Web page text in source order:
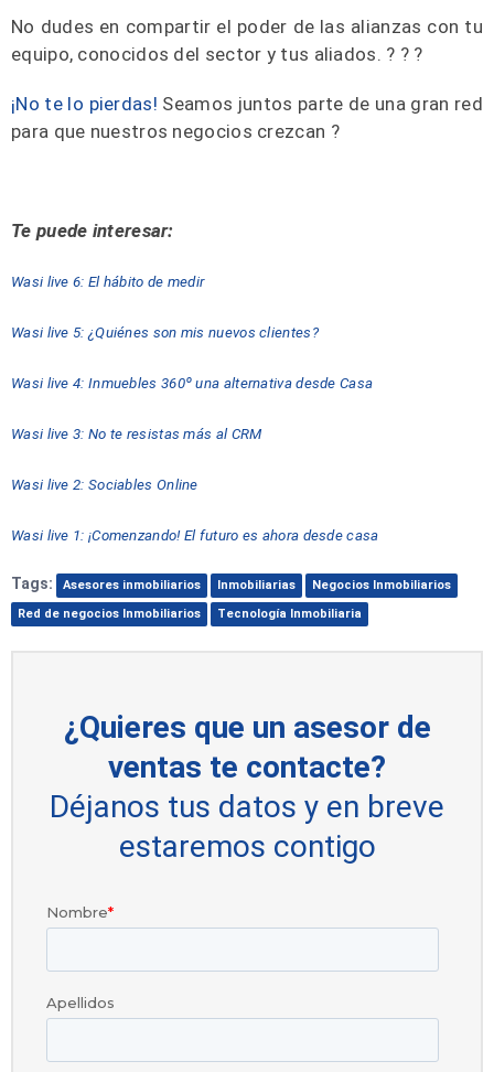
No dudes en compartir el poder de las alianzas con tu
equipo, conocidos del sector y tus aliados. ? ? ?
¡No te lo pierdas! Seamos juntos parte de una gran red
para que nuestros negocios crezcan ?
Te puede interesar:
Wasi live 6: El hábito de medir
Wasi live 5: ¿Quiénes son mis nuevos clientes?
Wasi live 4: Inmuebles 360º una alternativa desde Casa
Wasi live 3: No te resistas más al CRM
Wasi live 2: Sociables Online
Wasi live 1: ¡Comenzando! El futuro es ahora desde casa
Tags: Asesores inmobiliarios Inmobiliarias
Negocios Inmobiliarios
Red de negocios Inmobiliarios
Tecnología Inmobiliaria
¿Quieres que un asesor de
ventas te contacte?
Déjanos tus datos y en breve
estaremos contigo